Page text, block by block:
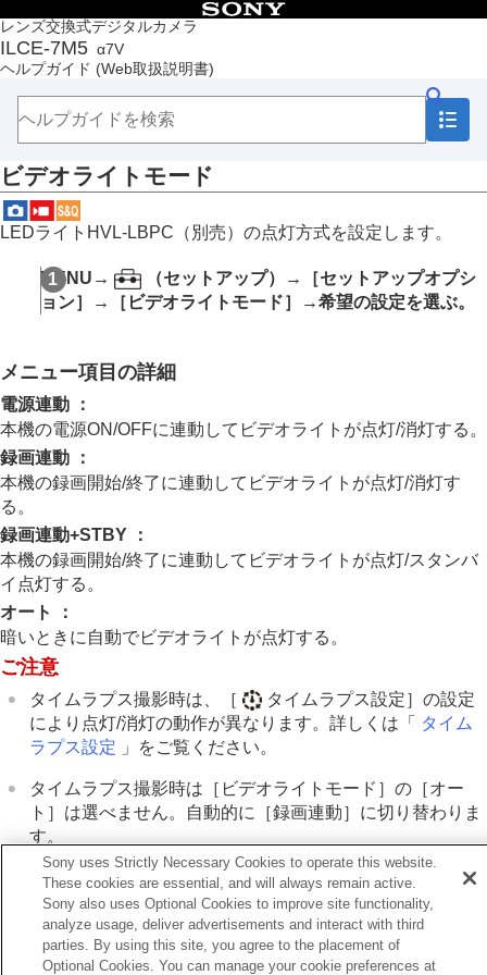
レンズ交換式デジタルカメラ
ILCE-7M5 α7V
ヘルプガイド (Web取扱説明書)
目次
トップページ
ヘルプガイドの使いかた
本体と付属品を確認する
本機の基本操作
準備/基本的な撮影
MENU一覧から機能を探す
撮影機能を活用する
カメラをカスタマイズする
再生する
カメラの設定を変更する
ネットワークの設定
ファインダー/モニターの設定
電力設定
一般設定
電子音(撮影)
電子音(起動/終了)
アンチダスト機能
バージョン
シリアル番号表示
プライバシー通知
画面拡大
モードダイヤル操作設定
設定の保存/読込
設定リセット
スマートフォンでできること
パソコンでできること
クラウドサービスを利用する
ビデオライトモード
LEDライトHVL-LBPC（別売）の点灯方式を設定します。
MENU → （セットアップ）→
［セットアップオプシ
ョン］
→ ［ビデオライトモード］ →希望の設定を選ぶ。
メニュー項目の詳細
電源連動 ：
本機の電源ON/OFFに連動してビデオライトが点灯/消灯する。
録画連動 ：
本機の録画開始/終了に連動してビデオライトが点灯/消灯す
る。
録画連動+STBY ：
本機の録画開始/終了に連動してビデオライトが点灯/スタンバ
イ点灯する。
オート
：
暗いときに自動でビデオライトが点灯する。
ご注意
タイムラプス撮影時は、 ［ タイムラプス設定］ の設定
により点灯/消灯の動作が異なります。詳しくは「
タイム
ラプス設定
」をご覧ください。
タイムラプス撮影時は ［ビデオライトモード］の ［オー
ト］ は選べません。自動的に ［録画連動］ に切り替わりま
す。
関連項目
タイムラプス設定
Sony uses Strictly Necessary Cookies to operate this website.
These cookies are essential, and will always remain active.
Sony also uses Optional Cookies to improve site functionality,
analyze usage, deliver advertisements and interact with third
parties. By using this site, you agree to the placement of
Optional Cookies. You can manage your cookie preferences at